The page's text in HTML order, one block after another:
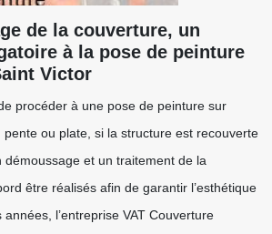
de la couverture, un
à la pose de peinture
Victor
procéder à une pose de peinture sur
pente ou plate, si la structure est recouverte
démoussage et un traitement de la
être réalisés afin de garantir l’esthétique
l’entreprise VAT Couverture